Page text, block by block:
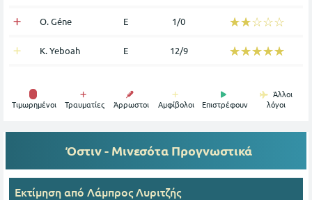
O. Géne Ε 1/0 ☆☆☆☆☆
★★★★★
K. Yeboah Ε 12/9 ☆☆☆☆☆
★★★★★
Tιμωρημένοι Τραυματίες Άρρωστοι Αμφίβολοι Επιστρέφουν
Άλλοι
λόγοι
Όστιν - Μινεσότα Προγνωστικά
Εκτίμηση από Λάμπρος Λυριτζής